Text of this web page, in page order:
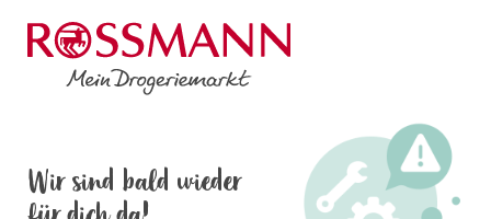
Wir sind bald wieder